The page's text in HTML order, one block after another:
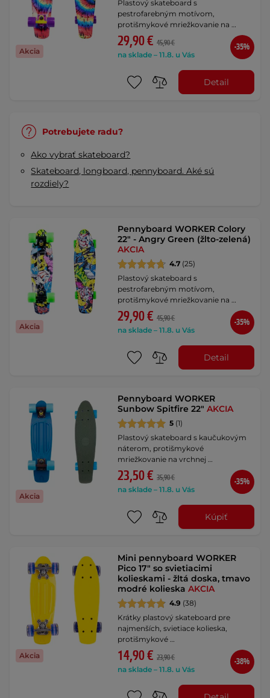
Akcia
Plastový skateboard s
pestrofarebným motívom,
protišmykové mriežkovanie na …
29,90 € 45,90 €
na sklade – 11.8. u Vás
-35%
Detail
Potrebujete radu?
Ako vybrať skateboard?
Skateboard, longboard, pennyboard. Aké sú
rozdiely?
Akcia
Pennyboard WORKER Colory
22" - Angry Green (žlto-zelená)
AKCIA
4.7 (25)
Plastový skateboard s
pestrofarebným motívom,
protišmykové mriežkovanie na …
29,90 € 45,90 €
na sklade – 11.8. u Vás
-35%
Detail
Akcia
Pennyboard WORKER
Sunbow Spitfire 22"AKCIA
5 (1)
Plastový skateboard s kaučukovým
náterom, protišmykové
mriežkovanie na vrchnej …
23,50 € 35,90 €
na sklade – 11.8. u Vás
-35%
Kúpiť
Akcia
Mini pennyboard WORKER
Pico 17" so svietiacimi
kolieskami - žltá doska, tmavo
modré kolieskaAKCIA
4.9 (38)
Krátky plastový skateboard pre
najmenších, svietiace kolieska,
protišmykové …
14,90 € 23,90 €
na sklade – 11.8. u Vás
-38%